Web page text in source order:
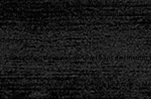
et Fontaine aux jardins de Quetigny pour
déc 23 à mars 2024. 80 enfants de 3
enfants,
à destination de jeunes de 15 à 18 ans de l'Institut
à destination de jeunes de 10 à 14 ans de la